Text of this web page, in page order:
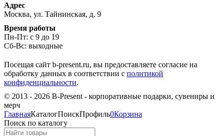
Адрес
Москва, ул. Тайнинская, д. 9
Время работы
Пн-Пт: с 9 до 19
Сб-Вс: выходные
Посещая сайт b-present.ru, вы предоставляете согласие на
обработку данных в соответствии с политикой
конфиденциальности.
© 2013 - 2026 B-Present - корпоративные подарки, сувениры и
мерч
ГлавнаяКаталогПоискПрофиль0Корзина
Поиск по каталогу